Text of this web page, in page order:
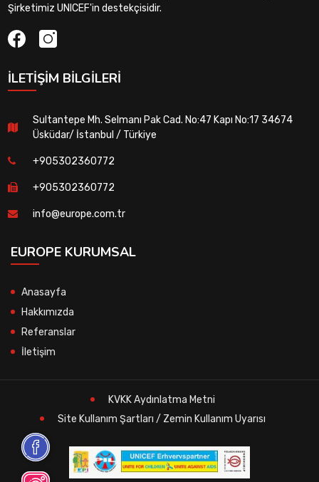
Şirketimiz UNICEF'in destekçisidir.
İLETIŞIM BILGILERI
Sultantepe Mh. Selmanı Pak Cad. No:47 Kapı No:17 34674
Üsküdar/ İstanbul / Türkiye
+905302360772
+905302360772
info@europe.com.tr
EUROPE KURUMSAL
Anasayfa
Hakkımızda
Referanslar
İletişim
KVKK Aydınlatma Metni
Site Kullanım Şartları / Zemin Kullanım Uyarısı